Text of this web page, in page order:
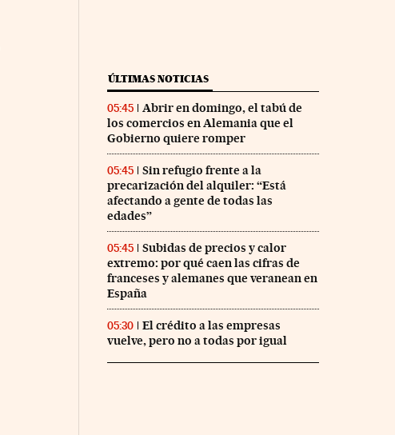
ÚLTIMAS NOTICIAS
05:45
Abrir en domingo, el tabú de
los comercios en Alemania que el
Gobierno quiere romper
05:45
Sin refugio frente a la
precarización del alquiler: “Está
afectando a gente de todas las
edades”
05:45
Subidas de precios y calor
extremo: por qué caen las cifras de
franceses y alemanes que veranean en
España
05:30
El crédito a las empresas
vuelve, pero no a todas por igual